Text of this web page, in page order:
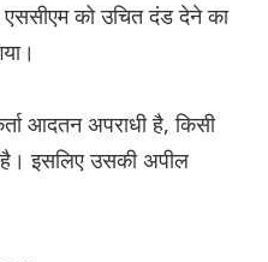
को उचित दंड देने का
आदतन अपराधी है, किसी
है। इसलिए उसकी अपील